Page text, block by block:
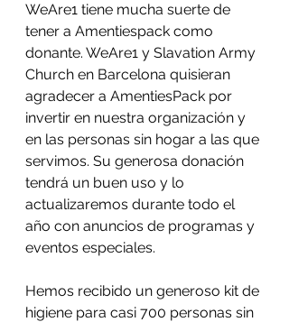
WeAre1 tiene mucha suerte de
tener a Amentiespack como
donante. WeAre1 y Slavation Army
Church en Barcelona quisieran
agradecer a AmentiesPack por
invertir en nuestra organización y
en las personas sin hogar a las que
servimos. Su generosa donación
tendrá un buen uso y lo
actualizaremos durante todo el
año con anuncios de programas y
eventos especiales.
Hemos recibido un generoso kit de
higiene para casi 700 personas sin